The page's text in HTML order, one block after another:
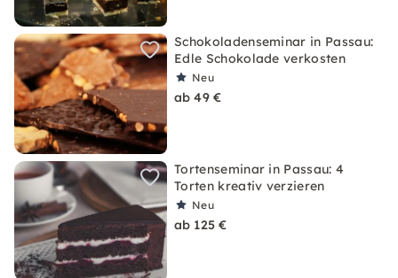
Schokoladenseminar in Passau:
Edle Schokolade verkosten
Neu
ab 49 €
Tortenseminar in Passau: 4
Torten kreativ verzieren
Neu
ab 125 €